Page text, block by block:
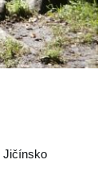
Jičínsko